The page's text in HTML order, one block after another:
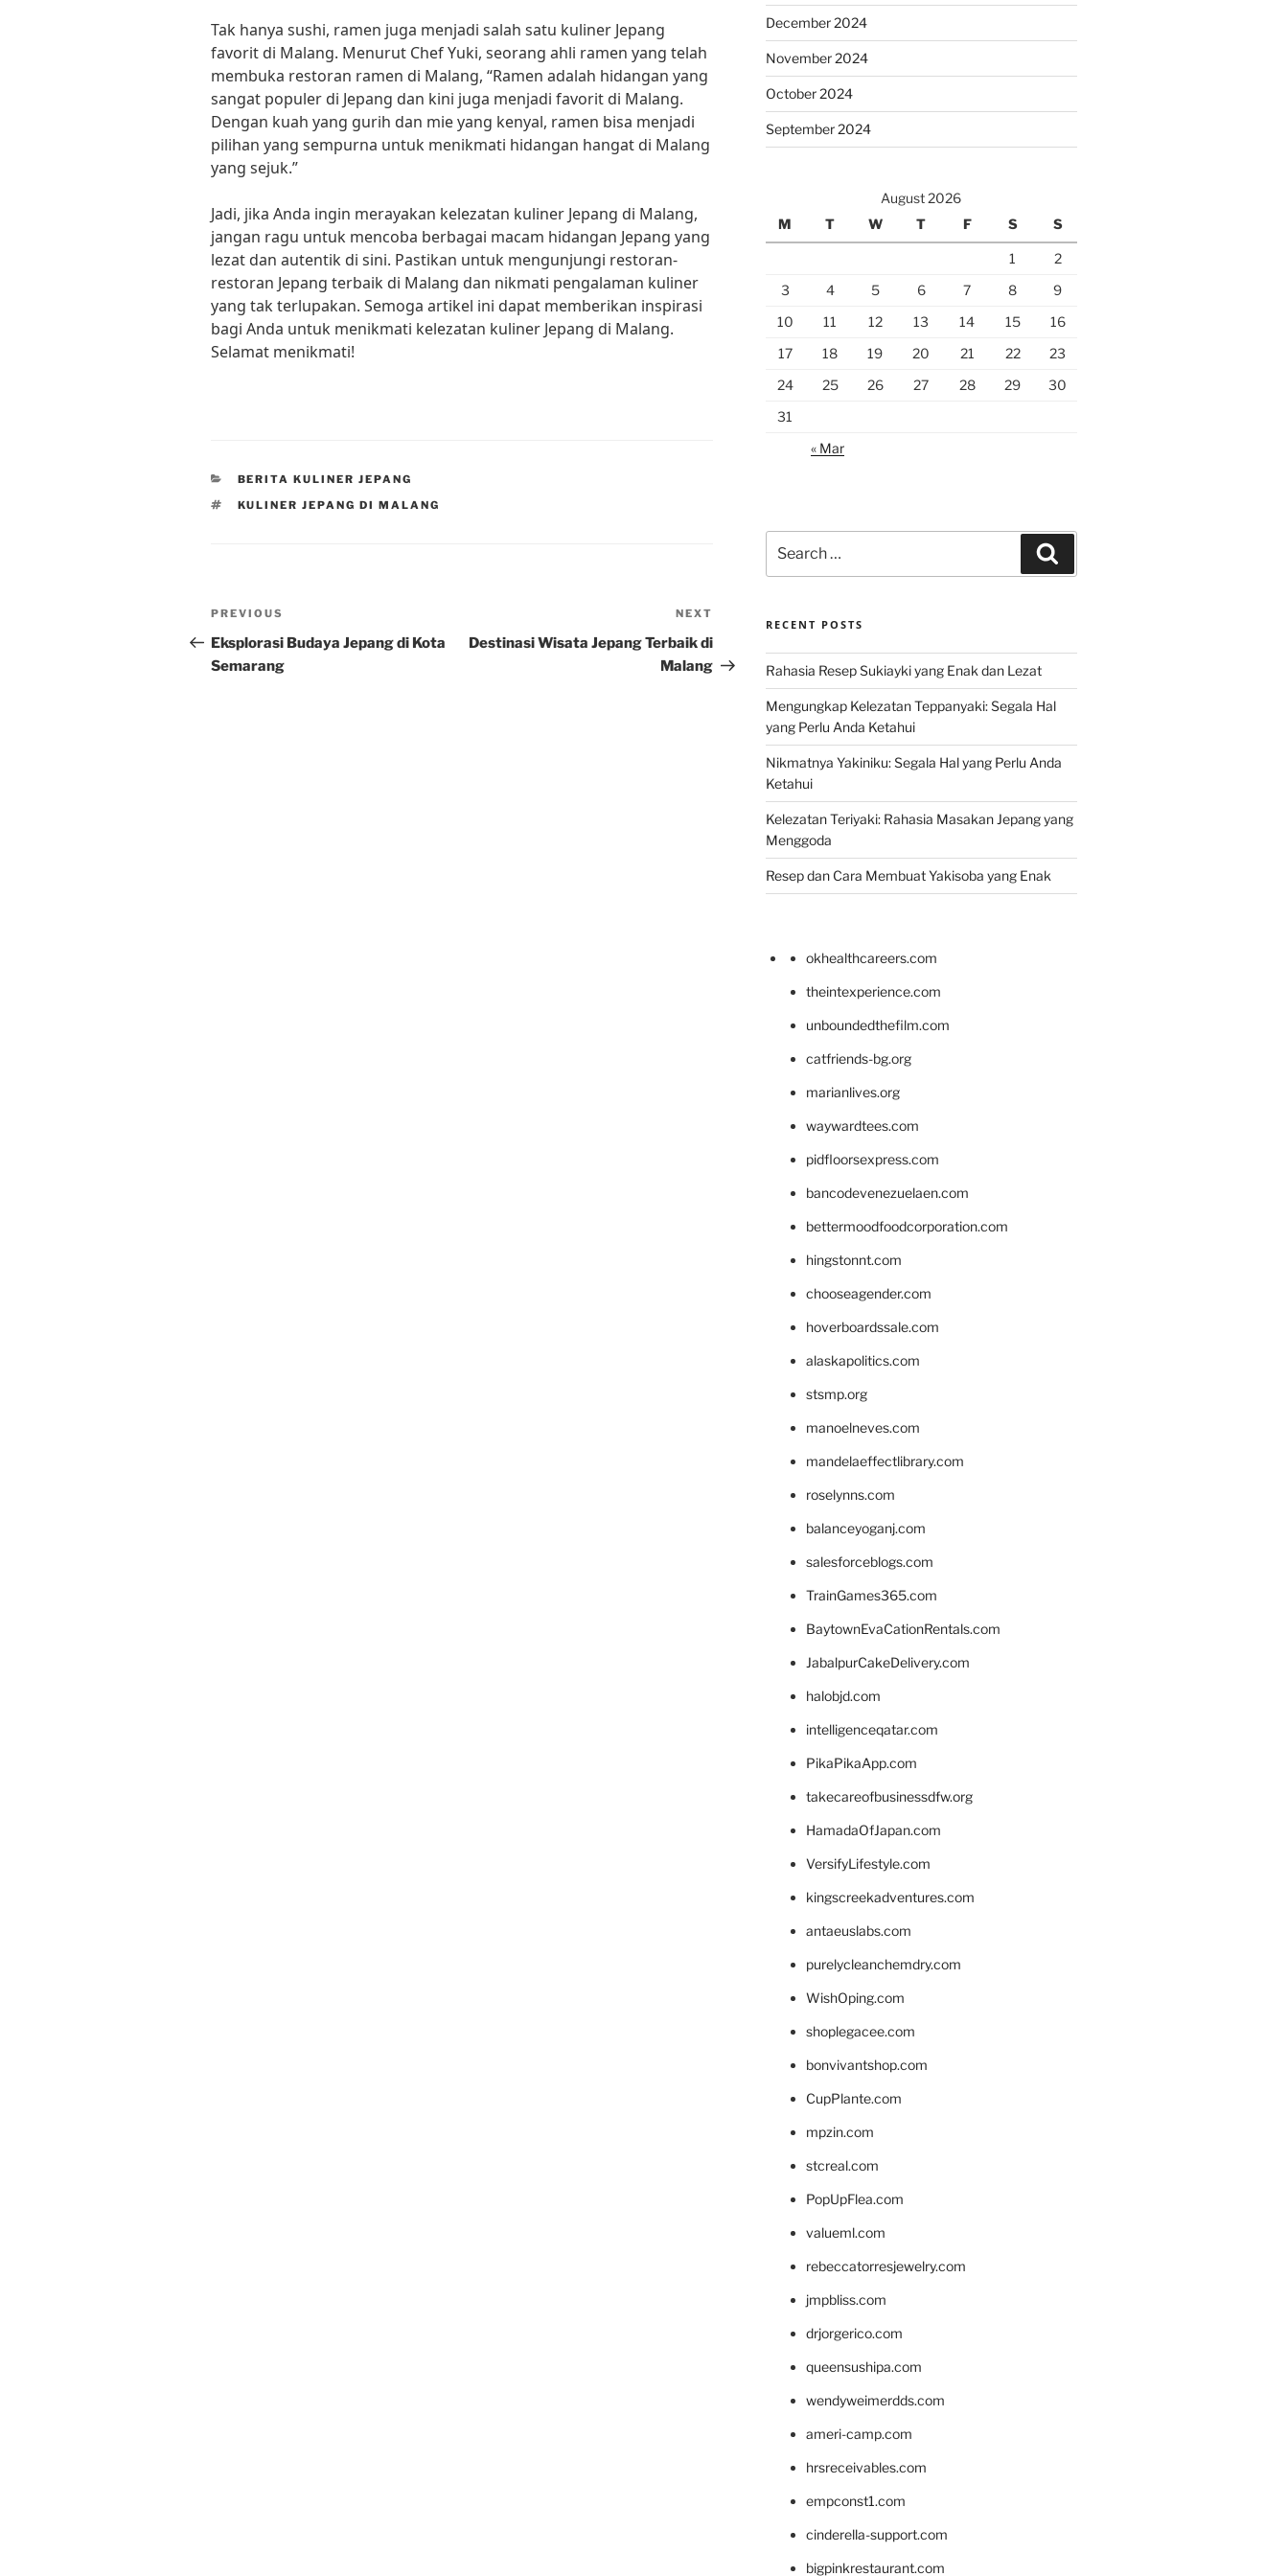
Tak hanya sushi, ramen juga menjadi salah satu kuliner Jepang
favorit di Malang. Menurut Chef Yuki, seorang ahli ramen yang telah
membuka restoran ramen di Malang, “Ramen adalah hidangan yang
sangat populer di Jepang dan kini juga menjadi favorit di Malang.
Dengan kuah yang gurih dan mie yang kenyal, ramen bisa menjadi
pilihan yang sempurna untuk menikmati hidangan hangat di Malang
yang sejuk.”
Jadi, jika Anda ingin merayakan kelezatan kuliner Jepang di Malang,
jangan ragu untuk mencoba berbagai macam hidangan Jepang yang
lezat dan autentik di sini. Pastikan untuk mengunjungi restoran-
restoran Jepang terbaik di Malang dan nikmati pengalaman kuliner
yang tak terlupakan. Semoga artikel ini dapat memberikan inspirasi
bagi Anda untuk menikmati kelezatan kuliner Jepang di Malang.
Selamat menikmati!
CATEGORIES
BERITA KULINER JEPANG
TAGS
KULINER JEPANG DI MALANG
Post
navigation
Previous
Post
PREVIOUS
Eksplorasi Budaya Jepang di Kota
Semarang
Post
NEXT
Destinasi Wisata Jepang Terbaik di
Malang
December 2024
November 2024
October 2024
September 2024
August 2026
M
T W T F S S
1
2
3
4 5 6 7 8
9
10
11 12 13 14 15
16
17
18 19 20 21 22
23
24
25 26 27 28 29
30
31
« Mar
for:
RECENT POSTS
Rahasia Resep Sukiayki yang Enak dan Lezat
Mengungkap Kelezatan Teppanyaki: Segala Hal
yang Perlu Anda Ketahui
Nikmatnya Yakiniku: Segala Hal yang Perlu Anda
Ketahui
Kelezatan Teriyaki: Rahasia Masakan Jepang yang
Menggoda
Resep dan Cara Membuat Yakisoba yang Enak
okhealthcareers.com
theintexperience.com
unboundedthefilm.com
catfriends-bg.org
marianlives.org
waywardtees.com
pidfloorsexpress.com
bancodevenezuelaen.com
bettermoodfoodcorporation.com
hingstonnt.com
chooseagender.com
hoverboardssale.com
alaskapolitics.com
stsmp.org
manoelneves.com
mandelaeffectlibrary.com
roselynns.com
balanceyoganj.com
salesforceblogs.com
TrainGames365.com
BaytownEvaCationRentals.com
JabalpurCakeDelivery.com
halobjd.com
intelligenceqatar.com
PikaPikaApp.com
takecareofbusinessdfw.org
HamadaOfJapan.com
VersifyLifestyle.com
kingscreekadventures.com
antaeuslabs.com
purelycleanchemdry.com
WishOping.com
shoplegacee.com
bonvivantshop.com
CupPlante.com
mpzin.com
stcreal.com
PopUpFlea.com
valueml.com
rebeccatorresjewelry.com
jmpbliss.com
drjorgerico.com
queensushipa.com
wendyweimerdds.com
ameri-camp.com
hrsreceivables.com
empconst1.com
cinderella-support.com
bigpinkrestaurant.com